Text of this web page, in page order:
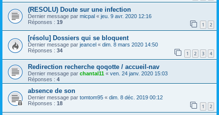
(RESOLU) Doute sur une infection
Dernier message par micpal « jeu. 9 avr. 2020 12:16
Réponses : 19 1 2
[résolu] Dossiers qui se bloquent
Dernier message par jeancel « dim. 8 mars 2020 14:50
Réponses : 34 1 2 3 4
Redirection recherche qoqotte / accueil-nav
Dernier message par chantal11 « ven. 24 janv. 2020 15:03
Réponses : 4
absence de son
Dernier message par tomtom95 « dim. 8 déc. 2019 00:12
Réponses : 18 1 2